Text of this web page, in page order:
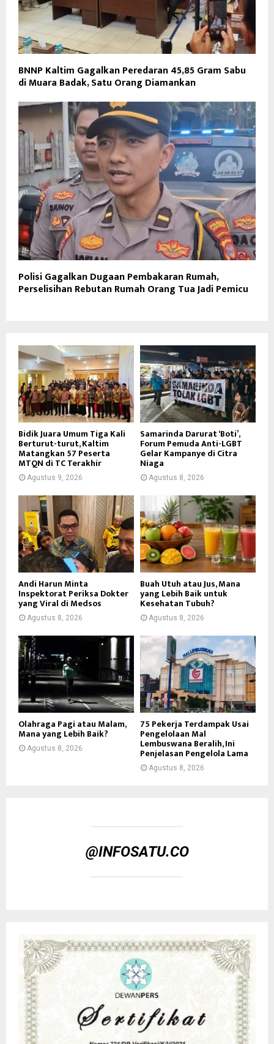
BNNP Kaltim Gagalkan Peredaran 45,85 Gram Sabu
di Muara Badak, Satu Orang Diamankan
Polisi Gagalkan Dugaan Pembakaran Rumah,
Perselisihan Rebutan Rumah Orang Tua Jadi Pemicu
Bidik Juara Umum Tiga Kali
Berturut-turut, Kaltim
Matangkan 57 Peserta
MTQN di TC Terakhir
Agustus 9, 2026
Samarinda Darurat ‘Boti’,
Forum Pemuda Anti-LGBT
Gelar Kampanye di Citra
Niaga
Agustus 8, 2026
Andi Harun Minta
Inspektorat Periksa Dokter
yang Viral di Medsos
Agustus 8, 2026
Buah Utuh atau Jus, Mana
yang Lebih Baik untuk
Kesehatan Tubuh?
Agustus 8, 2026
Olahraga Pagi atau Malam,
Mana yang Lebih Baik?
Agustus 8, 2026
75 Pekerja Terdampak Usai
Pengelolaan Mal
Lembuswana Beralih, Ini
Penjelasan Pengelola Lama
Agustus 8, 2026
@INFOSATU.CO